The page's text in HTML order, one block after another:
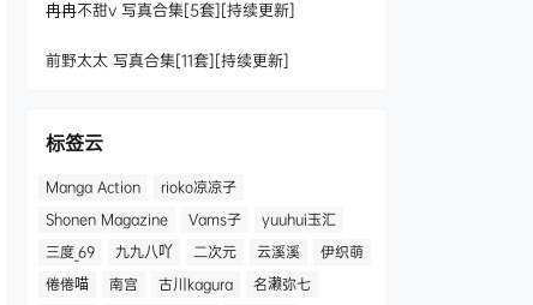
冉冉不甜v 写真合集[5套][持续更新]
前野太太 写真合集[11套][持续更新]
标签云
Manga Action
rioko凉凉子
Shonen Magazine
Vams子
yuuhui玉汇
三度_69
九九八吖 二次元 云溪溪
伊织萌
倦倦喵
南宫 古川kagura
名濑弥七